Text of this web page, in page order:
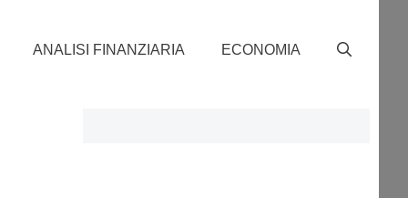
ANALISI FINANZIARIA ECONOMIA